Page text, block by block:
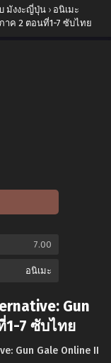
มังงะญี่ปุ่น › อนิเมะ
ภาค 2 ตอนที่1-7 ซับไทย
7.00
อนิเมะ
Gun
1-7 ซับไทย
Gun Gale Online II